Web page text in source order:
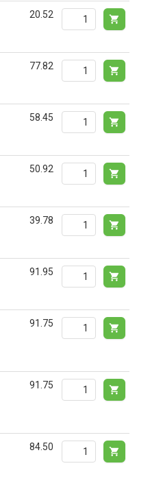
20.52
77.82
58.45
50.92
39.78
91.95
91.75
91.75
84.50